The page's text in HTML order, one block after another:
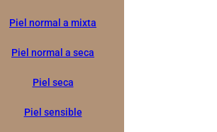
Piel normal a mixta
Piel normal a seca
Piel seca
Piel sensible